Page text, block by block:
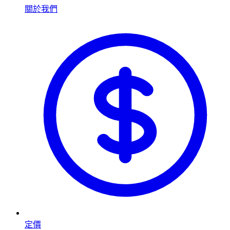
關於我們
定價